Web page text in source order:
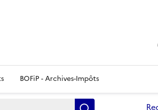
BOFiP - Archives-Impôts